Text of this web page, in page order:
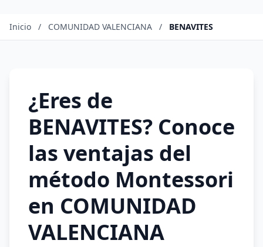
Inicio / COMUNIDAD VALENCIANA / BENAVITES
¿Eres de
BENAVITES? Conoce
las ventajas del
método Montessori
en COMUNIDAD
VALENCIANA